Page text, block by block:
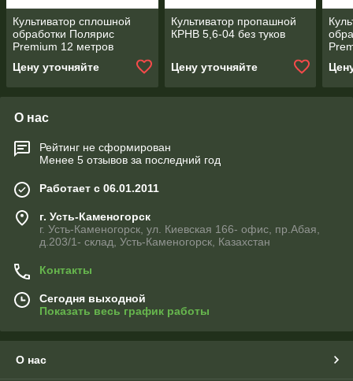
Культиватор сплошной
обработки Полярис
Premium 12 метров
Цену уточняйте
Культиватор пропашной
КРНВ 5,6-04 без туков
Цену уточняйте
О нас
Рейтинг не сформирован
Менее 5 отзывов за последний год
Работает с 06.01.2011
г. Усть-Каменогорск
г. Усть-Каменогорск, ул. Киевская 166- офис, пр.Абая,
д.203/1- склад, Усть-Каменогорск, Казахстан
Контакты
Сегодня выходной
Показать весь график работы
О нас